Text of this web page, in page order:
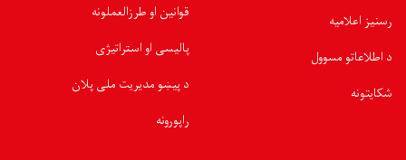
رسنیز اعلامیه
د اطلاعاتو مسوول
شکایتونه
قوانین او طرزالعملونه
پالیسی او استراتیژی
د پیښو مدیریت ملی پلان
راپورونه